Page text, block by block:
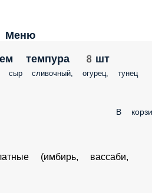
Меню
темпура 8шт
сыр сливочный, огурец, тунец
В
(имбирь, вассаби,